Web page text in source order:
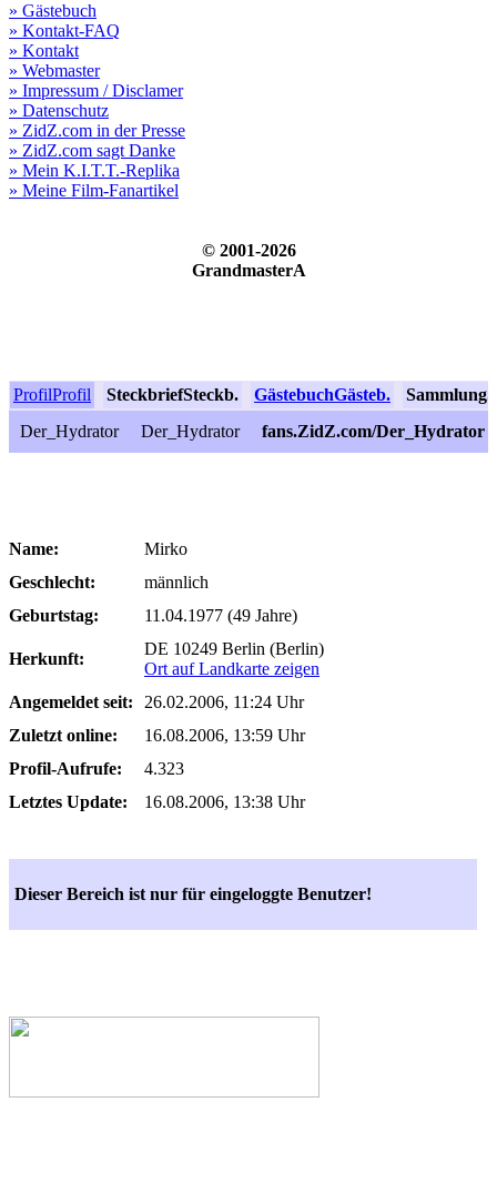
» Gästebuch
» Kontakt-FAQ
» Kontakt
» Webmaster
» Impressum / Disclamer
» Datenschutz
» ZidZ.com in der Presse
» ZidZ.com sagt Danke
» Mein K.I.T.T.-Replika
» Meine Film-Fanartikel
© 2001-2026
GrandmasterA
ProfilProfil SteckbriefSteckb. GästebuchGästeb. Sammlung
Der_Hydrator
Der_Hydrator fans.ZidZ.com/Der_Hydrator
Name:
Mirko
Geschlecht:
männlich
Geburtstag:
11.04.1977 (49 Jahre)
Herkunft:
DE 10249 Berlin (Berlin)
Ort auf Landkarte zeigen
Angemeldet seit:
26.02.2006, 11:24 Uhr
Zuletzt online:
16.08.2006, 13:59 Uhr
Profil-Aufrufe:
4.323
Letztes Update:
16.08.2006, 13:38 Uhr
Dieser Bereich ist nur für eingeloggte Benutzer!